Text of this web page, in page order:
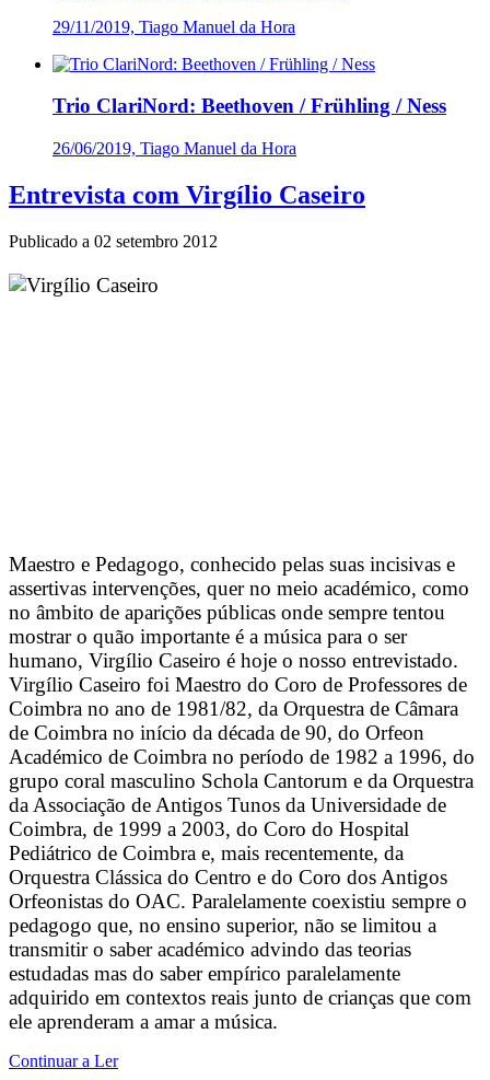
29/11/2019, Tiago Manuel da Hora
Trio ClariNord: Beethoven / Frühling / Ness
26/06/2019, Tiago Manuel da Hora
Entrevista com Virgílio Caseiro
Publicado a 02 setembro 2012
Maestro e Pedagogo, conhecido pelas suas incisivas e
assertivas intervenções, quer no meio académico, como
no âmbito de aparições públicas onde sempre tentou
mostrar o quão importante é a música para o ser
humano, Virgílio Caseiro é hoje o nosso entrevistado.
Virgílio Caseiro foi Maestro do Coro de Professores de
Coimbra no ano de 1981/82, da Orquestra de Câmara
de Coimbra no início da década de 90, do Orfeon
Académico de Coimbra no período de 1982 a 1996, do
grupo coral masculino Schola Cantorum e da Orquestra
da Associação de Antigos Tunos da Universidade de
Coimbra, de 1999 a 2003, do Coro do Hospital
Pediátrico de Coimbra e, mais recentemente, da
Orquestra Clássica do Centro e do Coro dos Antigos
Orfeonistas do OAC. Paralelamente coexistiu sempre o
pedagogo que, no ensino superior, não se limitou a
transmitir o saber académico advindo das teorias
estudadas mas do saber empírico paralelamente
adquirido em contextos reais junto de crianças que com
ele aprenderam a amar a música.
Continuar a Ler